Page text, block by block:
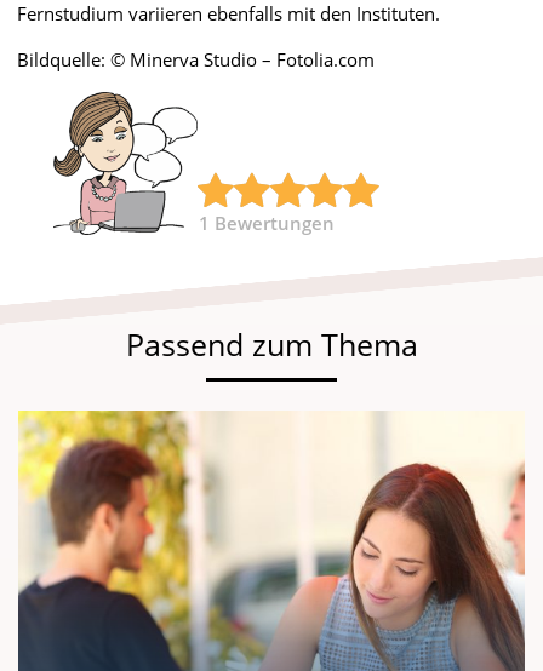
Fernstudium variieren ebenfalls mit den Instituten.
Bildquelle: © Minerva Studio – Fotolia.com
1 Bewertungen
Passend zum Thema